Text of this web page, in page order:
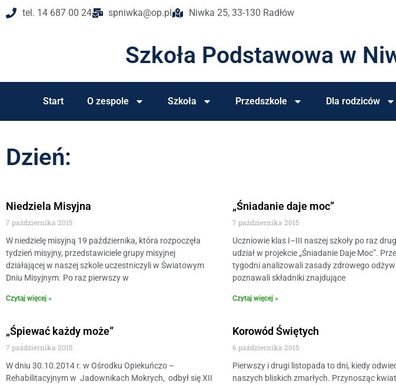
tel. 14 687 00 24 spniwka@op.pl Niwka 25, 33-130 Radłów
Szkoła Podstawowa w
Start O zespole Szkoła Przedszkole Dla rodziców
Dzień:
Niedziela Misyjna
7 października 2015
W niedzielę misyjną 19 października, która rozpoczęła
tydzień misyjny, przedstawiciele grupy misyjnej
działającej w naszej szkole uczestniczyli w Światowym
Dniu Misyjnym. Po raz pierwszy w
Czytaj więcej »
„Śniadanie daje moc”
7 października 2015
Uczniowie klas I–III naszej szkoły po raz
udział w projekcie „Śniadanie Daje Moc”.
tygodni analizowali zasady zdrowego
poznawali składniki znajdujące
Czytaj więcej »
„Śpiewać każdy może”
7 października 2015
W dniu 30.10.2014 r. w Ośrodku Opiekuńczo –
Rehabilitacyjnym w Jadownikach Mokrych, odbył się XII
Korowód Świętych
6 października 2015
Pierwszy i drugi listopada to dni, kiedy
naszych bliskich zmarłych. Przynosząc